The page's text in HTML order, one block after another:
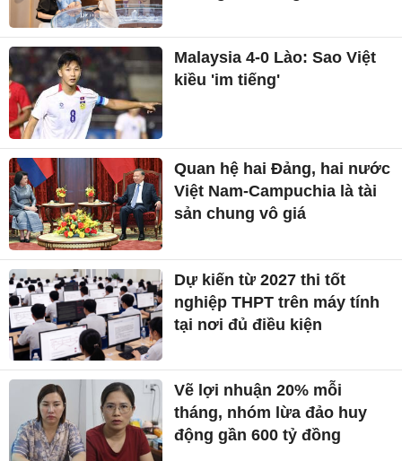
Malaysia 4-0 Lào: Sao Việt
kiều 'im tiếng'
Quan hệ hai Đảng, hai nước
Việt Nam-Campuchia là tài
sản chung vô giá ​
Dự kiến từ 2027 thi tốt
nghiệp THPT trên máy tính
tại nơi đủ điều kiện
Vẽ lợi nhuận 20% mỗi
tháng, nhóm lừa đảo huy
động gần 600 tỷ đồng